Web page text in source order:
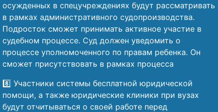
осужденных в спецучреждениях будут рассматривать
в рамках административного судопроизводства.
Подросток сможет принимать активное участие в
судебном процессе. Суд должен уведомить о
процессе уполномоченного по правам ребенка. Он
сможет присутствовать в рамках процесса
8️⃣ Участники системы бесплатной юридической
помощи, а также юридические клиники при вузах
будут отчитываться о своей работе перед